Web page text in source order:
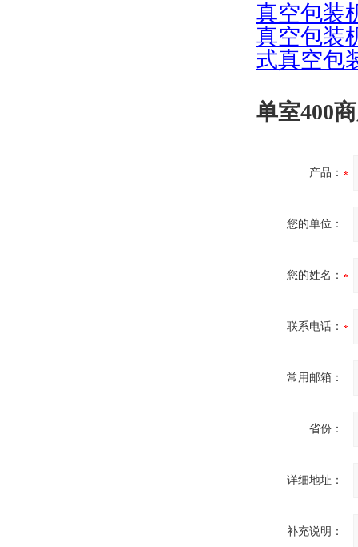
真空包装
真空包装
式真空包
单室400
产品：
您的单位：
您的姓名：
联系电话：
常用邮箱：
省份：
详细地址：
补充说明：